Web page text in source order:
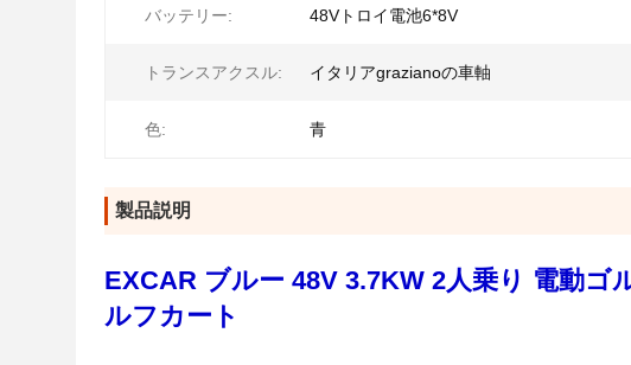
バッテリー: 48Vトロイ電池6*8V
トランスアクスル: イタリアgrazianoの車軸
色: 青
製品説明
EXCAR ブルー 48V 3.7KW 2人乗り 電動
ルフカート